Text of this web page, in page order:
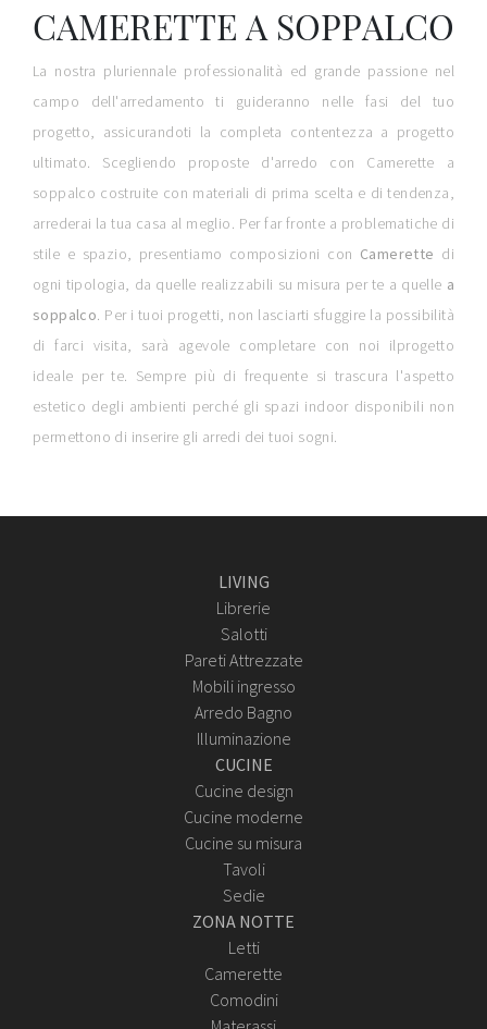
CAMERETTE A SOPPALCO
La nostra pluriennale professionalità ed grande passione nel
campo dell'arredamento ti guideranno nelle fasi del tuo
progetto, assicurandoti la completa contentezza a progetto
ultimato. Scegliendo proposte d'arredo con Camerette a
soppalco costruite con materiali di prima scelta e di tendenza,
arrederai la tua casa al meglio. Per far fronte a problematiche di
stile e spazio, presentiamo composizioni con Camerette di
ogni tipologia, da quelle realizzabili su misura per te a quelle a
soppalco. Per i tuoi progetti, non lasciarti sfuggire la possibilità
di farci visita, sarà agevole completare con noi ilprogetto
ideale per te. Sempre più di frequente si trascura l'aspetto
estetico degli ambienti perché gli spazi indoor disponibili non
permettono di inserire gli arredi dei tuoi sogni.
LIVING
Librerie
Salotti
Pareti Attrezzate
Mobili ingresso
Arredo Bagno
Illuminazione
CUCINE
Cucine design
Cucine moderne
Cucine su misura
Tavoli
Sedie
ZONA NOTTE
Letti
Camerette
Comodini